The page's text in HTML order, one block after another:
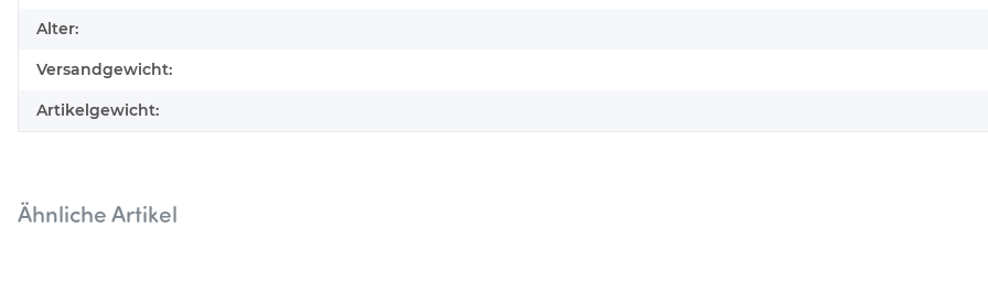
Alter:
Versandgewicht:
Artikelgewicht:
Ähnliche Artikel